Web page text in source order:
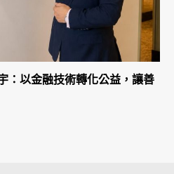
：以金融技術轉化公益，讓善